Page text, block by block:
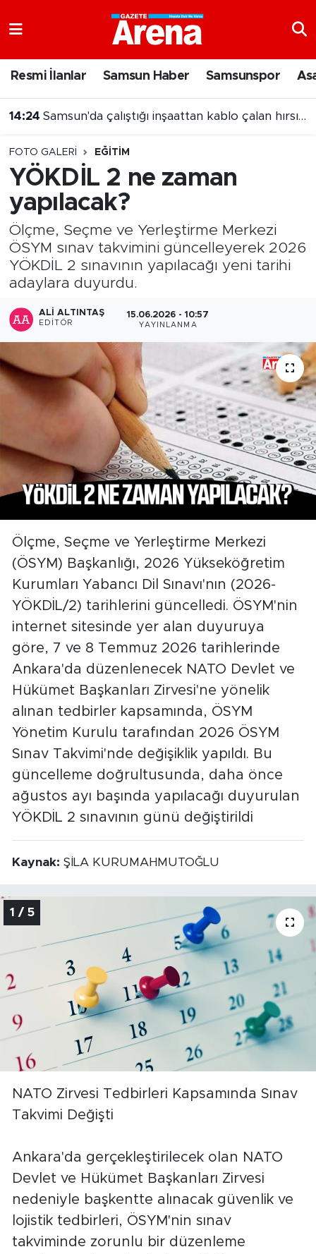
Resmi İlanlar Samsun Haber Samsunspor
14:24 Samsun'da çalıştığı inşaattan kablo çalan hırsız tutuklandı
FOTO GALERI EĞITIM
YÖKDİL 2 ne zaman
yapılacak?
Ölçme, Seçme ve Yerleştirme Merkezi
ÖSYM sınav takvimini güncelleyerek 2026
YÖKDİL 2 sınavının yapılacağı yeni tarihi
adaylara duyurdu.
ALI ALTINTAŞ
EDITÖR
15.06.2026 - 10:57
YAYINLANMA
Ölçme, Seçme ve Yerleştirme Merkezi
(ÖSYM) Başkanlığı, 2026 Yükseköğretim
Kurumları Yabancı Dil Sınavı'nın (2026-
YÖKDİL/2) tarihlerini güncelledi. ÖSYM'nin
internet sitesinde yer alan duyuruya
göre, 7 ve 8 Temmuz 2026 tarihlerinde
Ankara'da düzenlenecek NATO Devlet ve
Hükümet Başkanları Zirvesi'ne yönelik
alınan tedbirler kapsamında, ÖSYM
Yönetim Kurulu tarafından 2026 ÖSYM
Sınav Takvimi'nde değişiklik yapıldı. Bu
güncelleme doğrultusunda, daha önce
ağustos ayı başında yapılacağı duyurulan
YÖKDİL 2 sınavının günü değiştirildi
Kaynak: ŞİLA KURUMAHMUTOĞLU
1 / 5
NATO Zirvesi Tedbirleri Kapsamında Sınav
Takvimi Değişti
Ankara'da gerçekleştirilecek olan NATO
Devlet ve Hükümet Başkanları Zirvesi
nedeniyle başkentte alınacak güvenlik ve
lojistik tedbirleri, ÖSYM'nin sınav
takviminde zorunlu bir düzenleme
Samsun Namaz Vakitleri
Trafik Durumu
Süper Lig Puan Durumu ve Fikstür
Tüm Manşetler
Son Dakika Haberleri
Haber Arşivi